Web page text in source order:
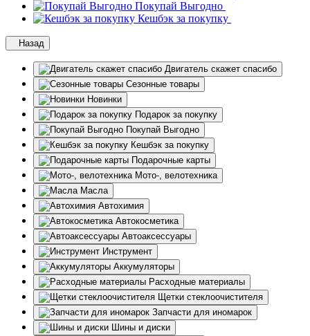
Покупай Выгодно
Кешбэк за покупку
Назад
Двигатель скажет спасибо
Сезонные товары
Новинки
Подарок за покупку
Покупай Выгодно
Кешбэк за покупку
Подарочные карты
Мото-, велотехника
Масла
Автохимия
Автокосметика
Автоаксессуары
Инструмент
Аккумуляторы
Расходные материалы
Щетки стеклоочистителя
Запчасти для иномарок
Шины и диски